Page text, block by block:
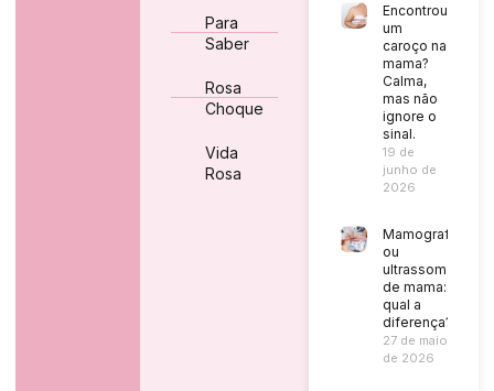
Para
Saber
Rosa
Choque
Vida
Rosa
Encontrou
um
caroço na
mama?
Calma,
mas não
ignore o
sinal.
19 de
junho de
2026
Mamografia
ou
ultrassom
de mama:
qual a
diferença?
27 de maio
de 2026